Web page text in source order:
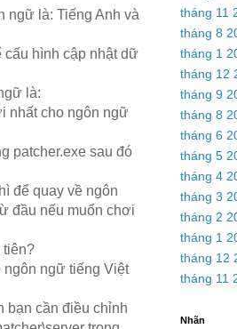
ngữ là: Tiếng Anh và
cấu hình cập nhật dữ
là:
nhất cho ngôn ngữ
patcher.exe sau đó
để quay về ngôn
đầu nếu muốn chơi
tiên?
ngữ tiếng Việt
bạn cần điều chỉnh
tháng 11
tháng 8
tháng 1
tháng 12
tháng 9
tháng 8
tháng 6
tháng 5
tháng 4
tháng 3
tháng 2
tháng 1
tháng 12
tháng 11
Nhãn